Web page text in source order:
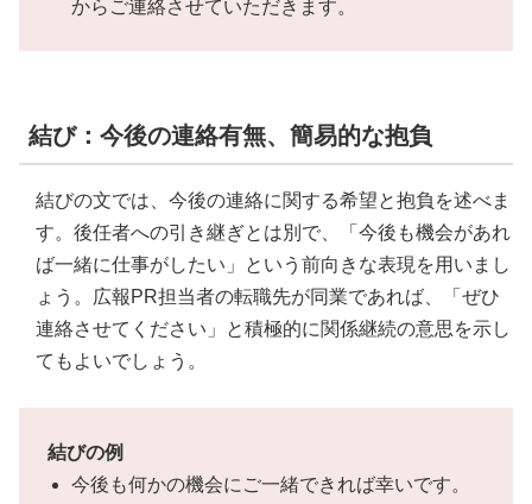
からご連絡させていただきます。
結び：今後の連絡有無、簡易的な抱負
結びの文では、今後の連絡に関する希望と抱負を述べま
す。後任者への引き継ぎとは別で、「今後も機会があれ
ば一緒に仕事がしたい」という前向きな表現を用いまし
ょう。広報PR担当者の転職先が同業であれば、「ぜひ
連絡させてください」と積極的に関係継続の意思を示し
てもよいでしょう。
結びの例
今後も何かの機会にご一緒できれば幸いです。